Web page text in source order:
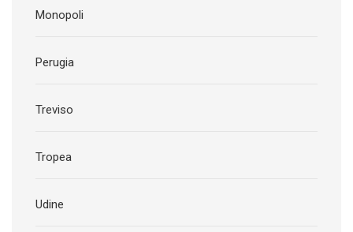
Monopoli
Perugia
Treviso
Tropea
Udine